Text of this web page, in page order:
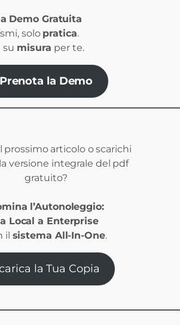
Demo Gratuita
solo pratica.
su misura per te.
Prenota la Demo
prossimo articolo o scarichi
versione integrale del pdf
gratuito?
l’Autonoleggio:
Local a Enterprise
il sistema All-In-One.
la Tua Copia